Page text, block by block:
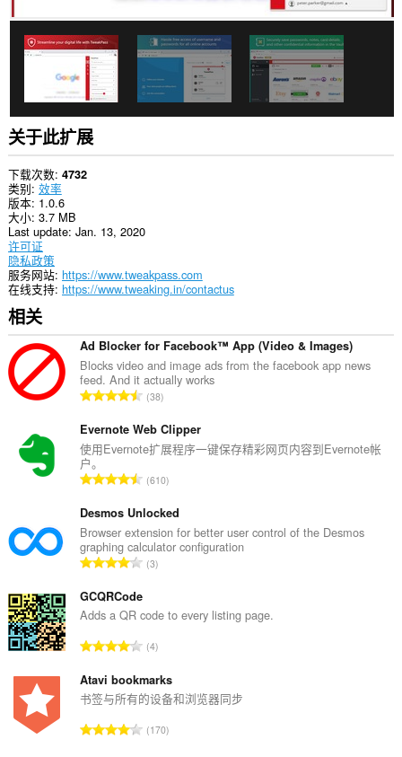
可
网
站
上
的
数
据。
This
permission
allows
other
installed
extensions
web
pages
communicate
with
this
extension.
的
标
签
览
活
动。
关于此扩展
下载次数 4732
类别 效率
版本 1.0.6
大小 3.7 MB
Last update Jan. 13, 2020
许可证
隐私政策
服务网站 https://www.tweakpass.com
在线支持 https://www.tweaking.in/contactus
相关
Ad Blocker for Facebook™ App (Video & Images)
Blocks video and image ads from the facebook app news
feed. And it actually works
总
分
次
：
38
Evernote Web Clipper
使用Evernote扩展程序一键保存精彩网页内容到Evernote帐
户。
总
分
次
数
：
610
Desmos Unlocked
Browser extension for better user control of the Desmos
graphing calculator configuration
总
分
次
：
3
GCQRCode
Adds a QR code to every listing page.
总
分
次
：
4
Atavi bookmarks
书签与所有的设备和浏览器同步
总170